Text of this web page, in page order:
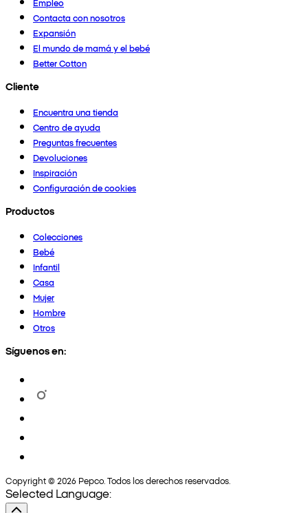
Empleo
Contacta con nosotros
Expansión
El mundo de mamá y el bebé
Better Cotton
Cliente
Encuentra una tienda
Centro de ayuda
Preguntas frecuentes
Devoluciones
Inspiración
Configuración de cookies
Productos
Colecciones
Bebé
Infantil
Casa
Mujer
Hombre
Otros
Síguenos en:
Copyright © 2026 Pepco. Todos los derechos reservados.
Selected Language: